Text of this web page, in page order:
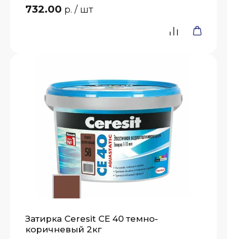
732.00 р. / шт
Затирка Ceresit СЕ 40 темно-
коричневый 2кг